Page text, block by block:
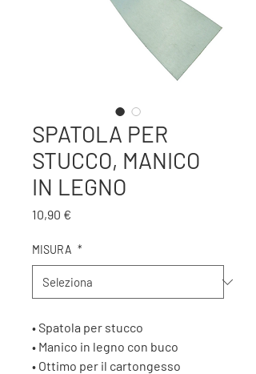
SPATOLA PER
STUCCO, MANICO
IN LEGNO
10,90 €
MISURA *
• Spatola per stucco
• Manico in legno con buco
• Ottimo per il cartongesso